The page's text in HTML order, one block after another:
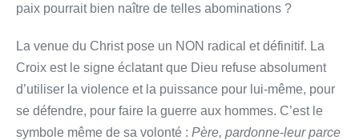
paix pourrait bien naître de telles abominations ?
La venue du Christ pose un NON radical et définitif. La
Croix est le signe éclatant que Dieu refuse absolument
d’utiliser la violence et la puissance pour lui-même, pour
se défendre, pour faire la guerre aux hommes. C’est le
symbole même de sa volonté : Père, pardonne-leur parce